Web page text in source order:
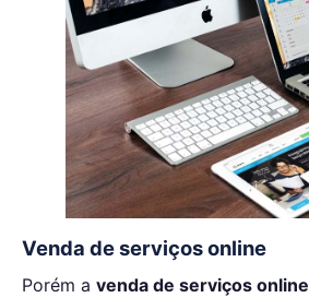
Venda de serviços online
Porém a venda de serviços online